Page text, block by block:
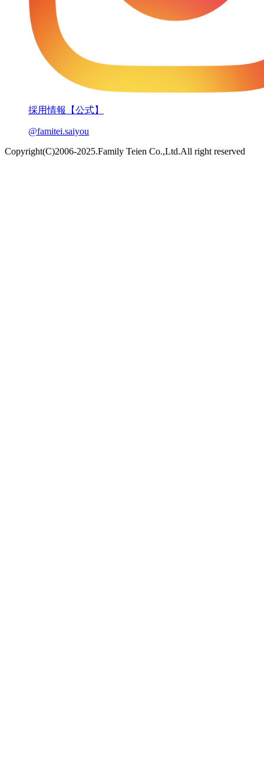
採用情報【公式】
@famitei.saiyou
Copyright(C)2006-2025.Family Teien Co.,Ltd.All right reserved